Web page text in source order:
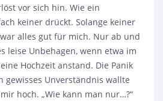
vor sich hin. Wie ein
keiner drückt. Solange keiner
alles gut für mich. Nur ab und
leise Unbehagen, wenn etwa im
Hochzeit anstand. Die Panik
gewisses Unverständnis wallte
hoch. „Wie kann man nur…?“